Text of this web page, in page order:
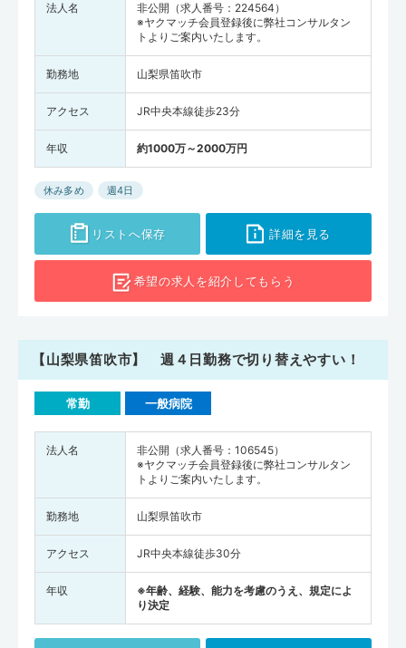
法人名
非公開（求人番号：224564）
※ヤクマッチ会員登録後に弊社コンサルタン
トよりご案内いたします。
勤務地 山梨県笛吹市
アクセス JR中央本線徒歩23分
年収 約1000万～2000万円
休み多め 週4日
リストへ保存 詳細を見る
希望の求人を紹介してもらう
【山梨県笛吹市】 週４日勤務で切り替えやすい！
常勤 一般病院
法人名
非公開（求人番号：106545）
※ヤクマッチ会員登録後に弊社コンサルタン
トよりご案内いたします。
勤務地 山梨県笛吹市
アクセス JR中央本線徒歩30分
年収
※年齢、経験、能力を考慮のうえ、規定によ
り決定